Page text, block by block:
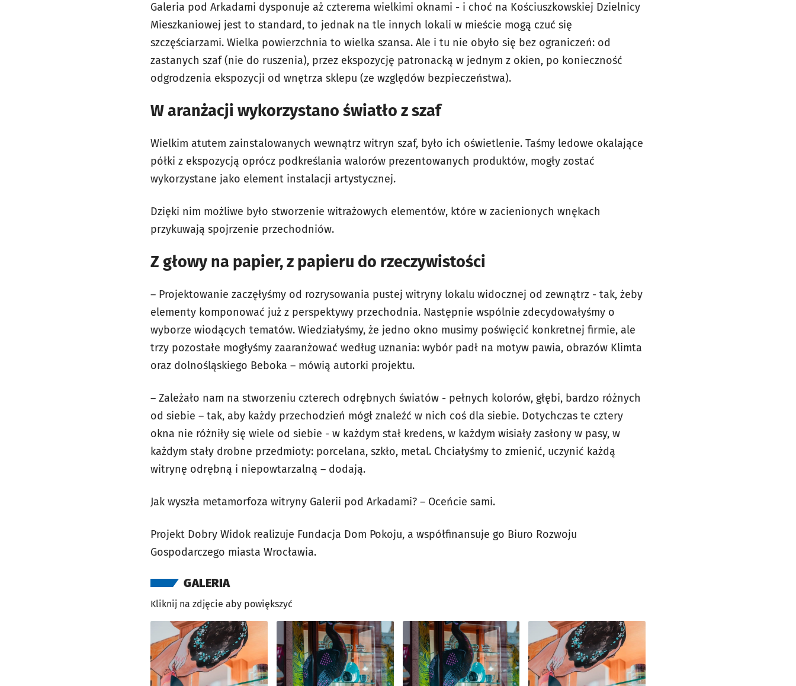
Galeria pod Arkadami dysponuje aż czterema wielkimi oknami - i choć na Kościuszkowskiej Dzielnicy
Mieszkaniowej jest to standard, to jednak na tle innych lokali w mieście mogą czuć się
szczęściarzami. Wielka powierzchnia to wielka szansa. Ale i tu nie obyło się bez ograniczeń: od
zastanych szaf (nie do ruszenia), przez ekspozycję patronacką w jednym z okien, po konieczność
odgrodzenia ekspozycji od wnętrza sklepu (ze względów bezpieczeństwa).
W aranżacji wykorzystano światło z szaf
Wielkim atutem zainstalowanych wewnątrz witryn szaf, było ich oświetlenie. Taśmy ledowe okalające
półki z ekspozycją oprócz podkreślania walorów prezentowanych produktów, mogły zostać
wykorzystane jako element instalacji artystycznej.
Dzięki nim możliwe było stworzenie witrażowych elementów, które w zacienionych wnękach
przykuwają spojrzenie przechodniów.
Z głowy na papier, z papieru do rzeczywistości
– Projektowanie zaczęłyśmy od rozrysowania pustej witryny lokalu widocznej od zewnątrz - tak, żeby
elementy komponować już z perspektywy przechodnia. Następnie wspólnie zdecydowałyśmy o
wyborze wiodących tematów. Wiedziałyśmy, że jedno okno musimy poświęcić konkretnej firmie, ale
trzy pozostałe mogłyśmy zaaranżować według uznania: wybór padł na motyw pawia, obrazów Klimta
oraz dolnośląskiego Beboka – mówią autorki projektu.
– Zależało nam na stworzeniu czterech odrębnych światów - pełnych kolorów, głębi, bardzo różnych
od siebie – tak, aby każdy przechodzień mógł znaleźć w nich coś dla siebie. Dotychczas te cztery
okna nie różniły się wiele od siebie - w każdym stał kredens, w każdym wisiały zasłony w pasy, w
każdym stały drobne przedmioty: porcelana, szkło, metal. Chciałyśmy to zmienić, uczynić każdą
witrynę odrębną i niepowtarzalną – dodają.
Jak wyszła metamorfoza witryny Galerii pod Arkadami? – Oceńcie sami.
Projekt Dobry Widok realizuje Fundacja Dom Pokoju, a współfinansuje go Biuro Rozwoju
Gospodarczego miasta Wrocławia.
GALERIA
Kliknij na zdjęcie aby powiększyć